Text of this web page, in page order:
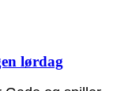
lørdag